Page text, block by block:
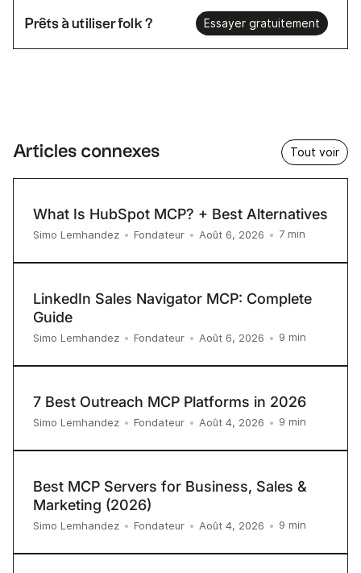
Prêts à utiliser folk ? Essayer gratuitement
Articles connexes Tout voir
What Is HubSpot MCP? + Best Alternatives
Simo Lemhandez • Fondateur • Août 6, 2026 • 7 min
LinkedIn Sales Navigator MCP: Complete
Guide
Simo Lemhandez • Fondateur • Août 6, 2026 • 9 min
7 Best Outreach MCP Platforms in 2026
Simo Lemhandez • Fondateur • Août 4, 2026 • 9 min
Best MCP Servers for Business, Sales &
Marketing (2026)
Simo Lemhandez • Fondateur • Août 4, 2026 • 9 min